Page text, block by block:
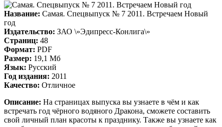
Название: Самая. Спецвыпуск № 7 2011. Встречаем Новый
год
Издательство: ЗАО \»Эдипресс-Конлига\»
Страниц: 48
Формат: PDF
Размер: 19,1 Мб
Язык: Русский
Год издания: 2011
Качество: Отличное
Описание: На страницах выпуска вы узнаете в чём и как
встречать год чёрного водяного Дракона, сможете составить
свой личный план красоты к празднику. Также вы узнаете как